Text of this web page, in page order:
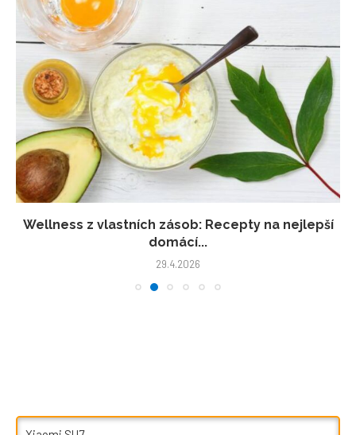
Wellness z vlastních zásob: Recepty na nejlepší
domácí...
29.4.2026